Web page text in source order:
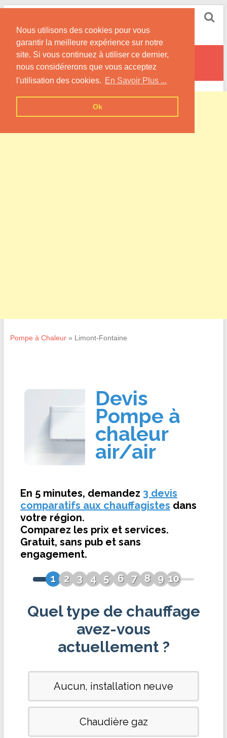
Nous utilisons des cookies pour vous
garantir la meilleure expérience sur notre
site. Si vous continuez à utiliser ce dernier,
nous considérerons que vous acceptez
l'utilisation des cookies. En Savoir Plus ...
Ok
Skip
content
Informations sur les Pompes à Chaleur
Limont-Fontaine
Pompe à Chaleur» Limont-Fontaine